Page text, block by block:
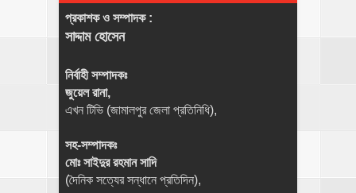
প্রকাশক ও সম্পাদক :
সাদ্দাম হোসেন
নির্বাহী সম্পাদকঃ
জুয়েল রানা,
এখন টিভি (জামালপুর জেলা প্রতিনিধি),
সহ-সম্পাদকঃ
মোঃ সাইদুর রহমান সাদি
(দৈনিক সত্যের সন্ধানে প্রতিদিন),